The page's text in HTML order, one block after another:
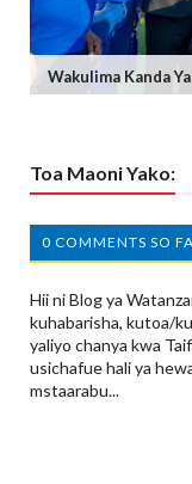
Wakulima Kanda
Toa Maoni Yako:
0 COMMENTS SO
Hii ni Blog ya
kuhabarisha, kutoa/
yaliyo chanya kwa
usichafue hali ya
mstaarabu...